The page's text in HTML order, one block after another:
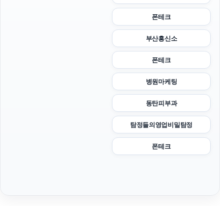
폰테크
부산흥신소
폰테크
병원마케팅
동탄피부과
탐정들의영업비밀탐정
폰테크